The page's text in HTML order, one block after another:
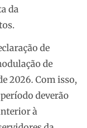
da
de
de
2026. Com isso,
deverão
à